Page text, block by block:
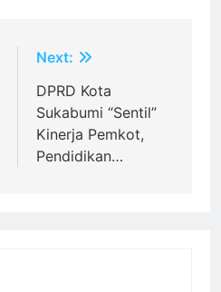
Next:
DPRD Kota
Sukabumi “Sentil”
Kinerja Pemkot,
Pendidikan…